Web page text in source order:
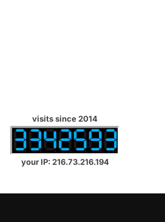
visits since 2014
your IP: 216.73.216.194